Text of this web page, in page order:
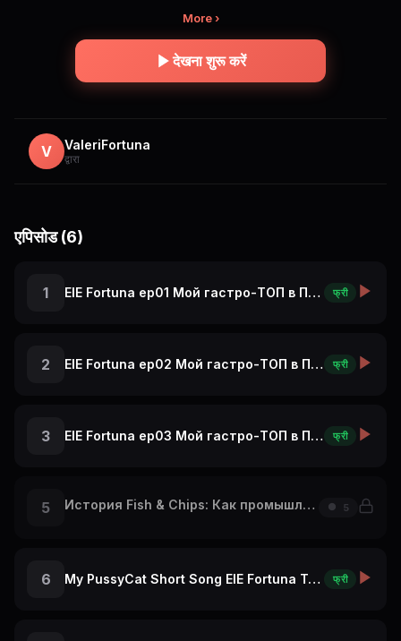
путешествие по самым красивым и иногда опасным
местам мира. Это не просто красивые виды. Это истории,
эмоции и правда о путешествиях: — где безопасно, а где
нет — сколько это стоит на самом деле — какую еду
истории в формате Shorts. Погрузись в атмосферу и
More ›
देखना शुरू करें
V ValeriFortuna
द्वारा
एपिसोड (6)
1 ElE Fortuna ep01 Мой гастро-ТОП в Париже: с чего начать फ्री
2 ElE Fortuna ep02 Мой гастро-ТОП в Париже: А Ты бы это съел? फ्री
3 ElE Fortuna ep03 Мой гастро-ТОП в Париже: крутой ресторан на Эльфелевой Башне फ्री
5 История Fish & Chips: Как промышленная революция накормила Британию! 🐟 5
6 My PussyCat Short Song ElE Fortuna Travel Vlog Re फ्री